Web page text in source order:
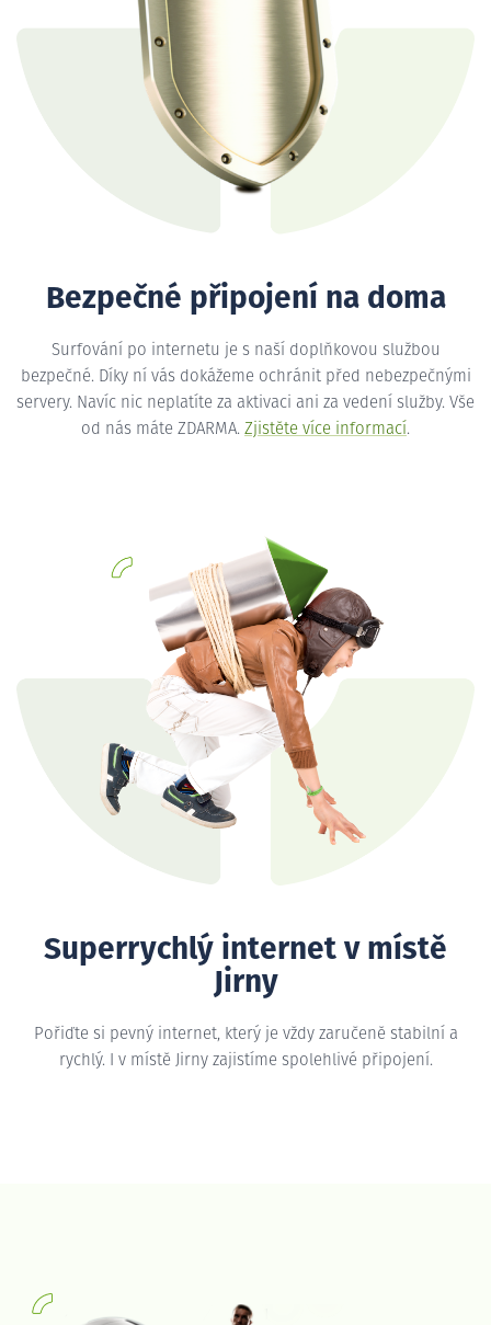
Bezpečné připojení na doma
Surfování po internetu je s naší doplňkovou službou
bezpečné. Díky ní vás dokážeme ochránit před nebezpečnými
servery. Navíc nic neplatíte za aktivaci ani za vedení služby. Vše
od nás máte ZDARMA. Zjistěte více informací.
Superrychlý internet v místě
Jirny
Pořiďte si pevný internet, který je vždy zaručeně stabilní a
rychlý. I v místě Jirny zajistíme spolehlivé připojení.